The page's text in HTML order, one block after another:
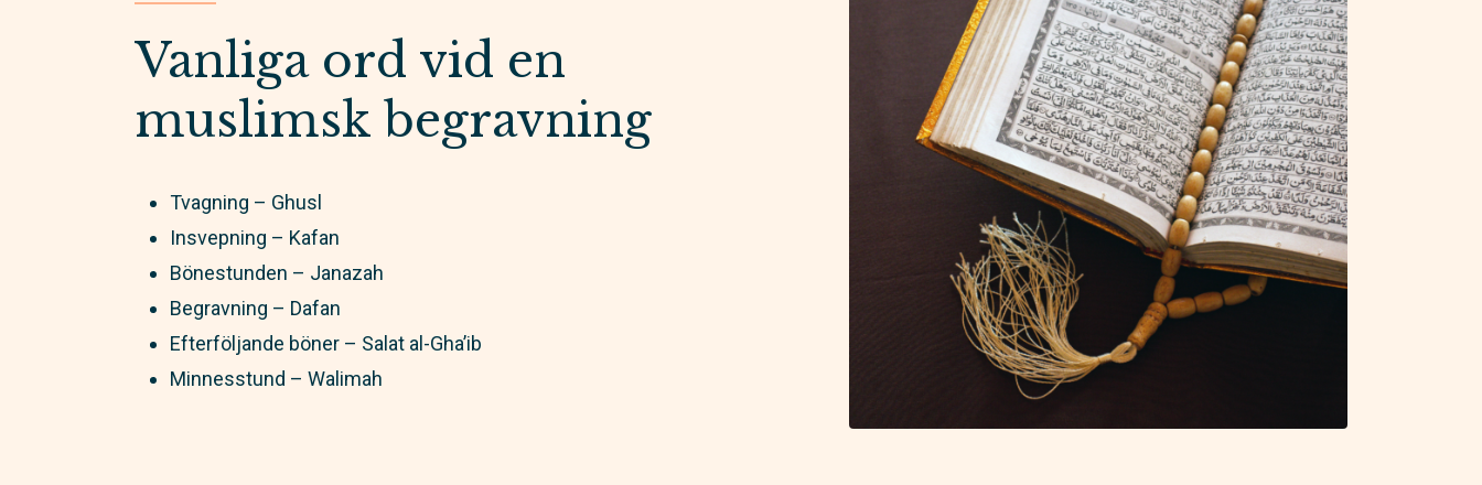
Vanliga ord vid en
muslimsk begravning
Tvagning – Ghusl
Insvepning – Kafan
Bönestunden – Janazah
Begravning – Dafan
Efterföljande böner – Salat al-Gha’ib
Minnesstund – Walimah